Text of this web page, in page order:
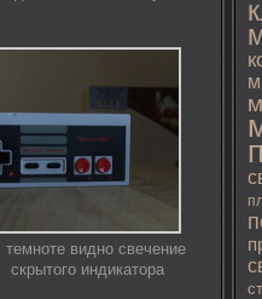
темноте видно свечение
скрытого индикатора